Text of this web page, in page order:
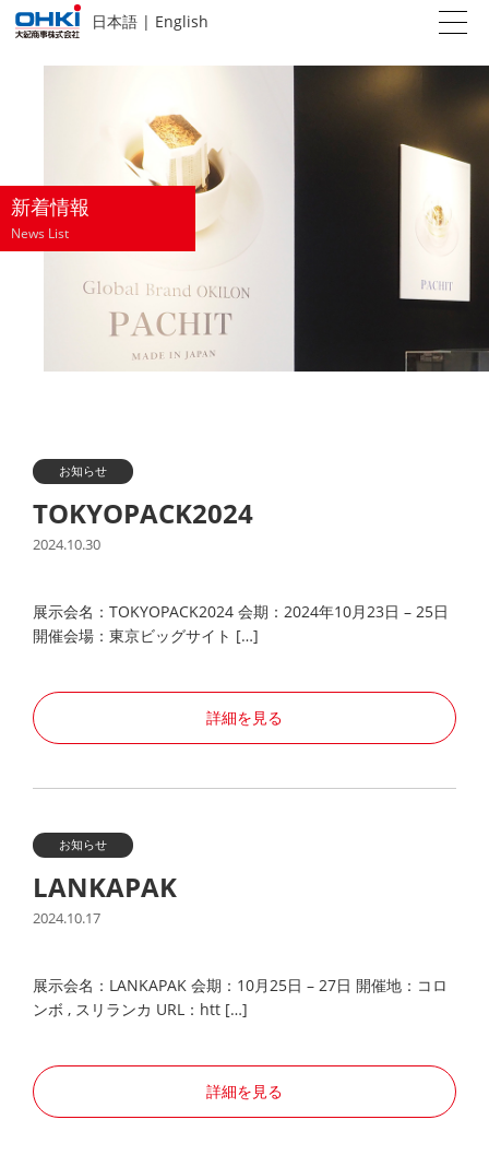
日本語 | English
新着情報
News List
お知らせ
TOKYOPACK2024
2024.10.30
展示会名：TOKYOPACK2024 会期：2024年10月23日 – 25日
開催会場：東京ビッグサイト […]
詳細を見る
お知らせ
LANKAPAK
2024.10.17
展示会名：LANKAPAK 会期：10月25日 – 27日 開催地：コロ
ンボ , スリランカ URL：htt […]
詳細を見る